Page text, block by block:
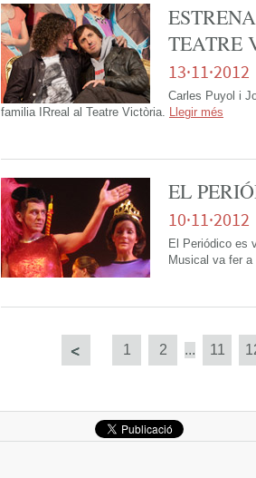
TEATRE
13·11·2012
Carles Puyol i
familia IRreal al Teatre Victòria. Llegir més
EL
10·11·2012
El Periódico es
Musical va fer
1 2 ... 11
Següent